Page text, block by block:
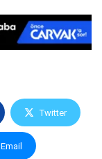
Twitter
Email